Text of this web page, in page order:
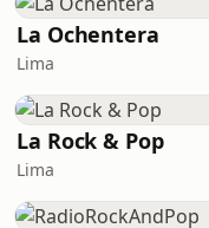
La Ochentera
Lima
La Rock & Pop
Lima